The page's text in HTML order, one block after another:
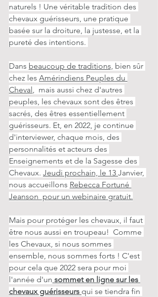
naturels ! Une véritable tradition des
chevaux guérisseurs, une pratique
basée sur la droiture, la justesse, et la
pureté des intentions.
Dans beaucoup de traditions, bien sûr
chez les Amérindiens Peuples du
Cheval,  mais aussi chez d'autres
peuples, les chevaux sont des êtres
sacrés, des êtres essentiellement
guérisseurs. Et, en 2022, je continue
d'interviewer, chaque mois, des
personnalités et acteurs des
Enseignements et de la Sagesse des
Chevaux. Jeudi prochain, le 13 Janvier,
nous accueillons Rebecca Fortuné
Jeanson  pour un webinaire gratuit.
Mais pour protéger les chevaux, il faut
être nous aussi en troupeau!  Comme
les Chevaux, si nous sommes
ensemble, nous sommes forts ! C'est
pour cela que 2022 sera pour moi
l'année d'un sommet en ligne sur les
chevaux guérisseurs qui se tiendra fin